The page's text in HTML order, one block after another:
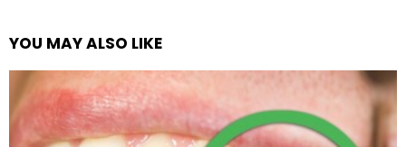
YOU MAY ALSO LIKE